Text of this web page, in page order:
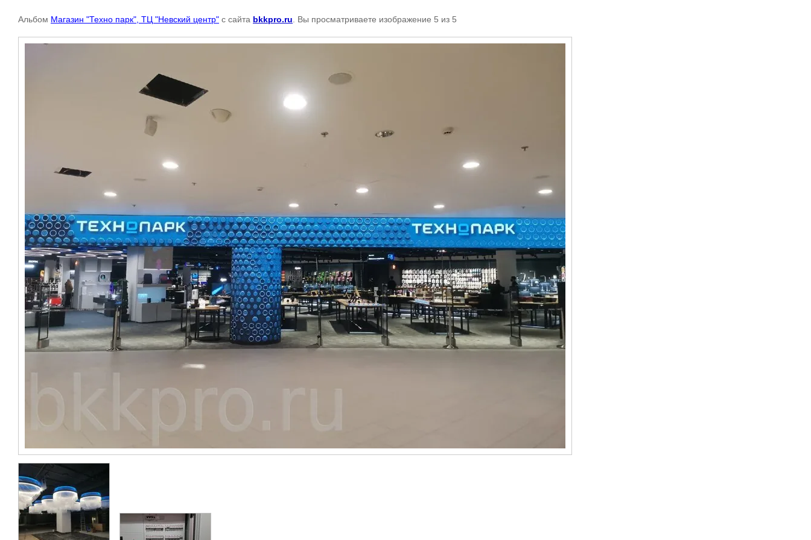
Альбом Магазин "Техно парк", ТЦ "Невский центр" с сайта bkkpro.ru . Вы просматриваете изображение 5 из 5